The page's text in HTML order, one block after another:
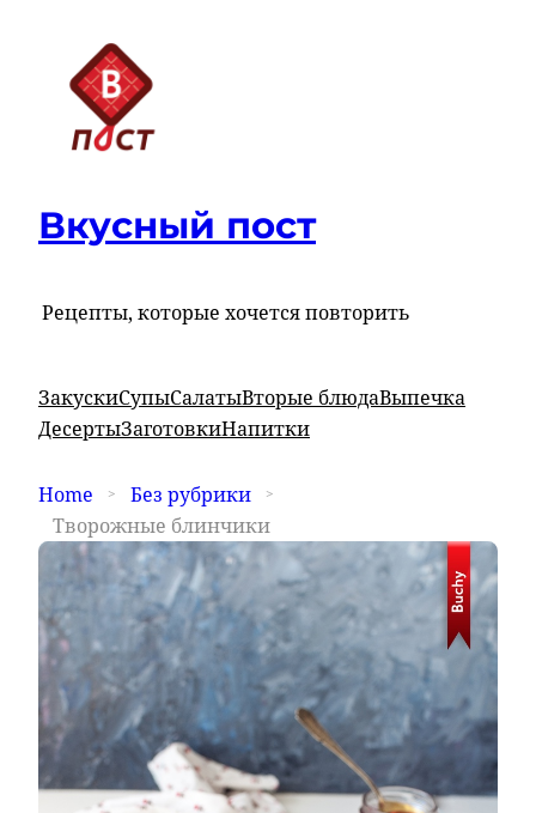
Вкусный пост
Рецепты, которые хочется повторить
ЗакускиСупыСалатыВторые блюдаВыпечка
ДесертыЗаготовкиНапитки
Home
Без рубрики
Творожные блинчики